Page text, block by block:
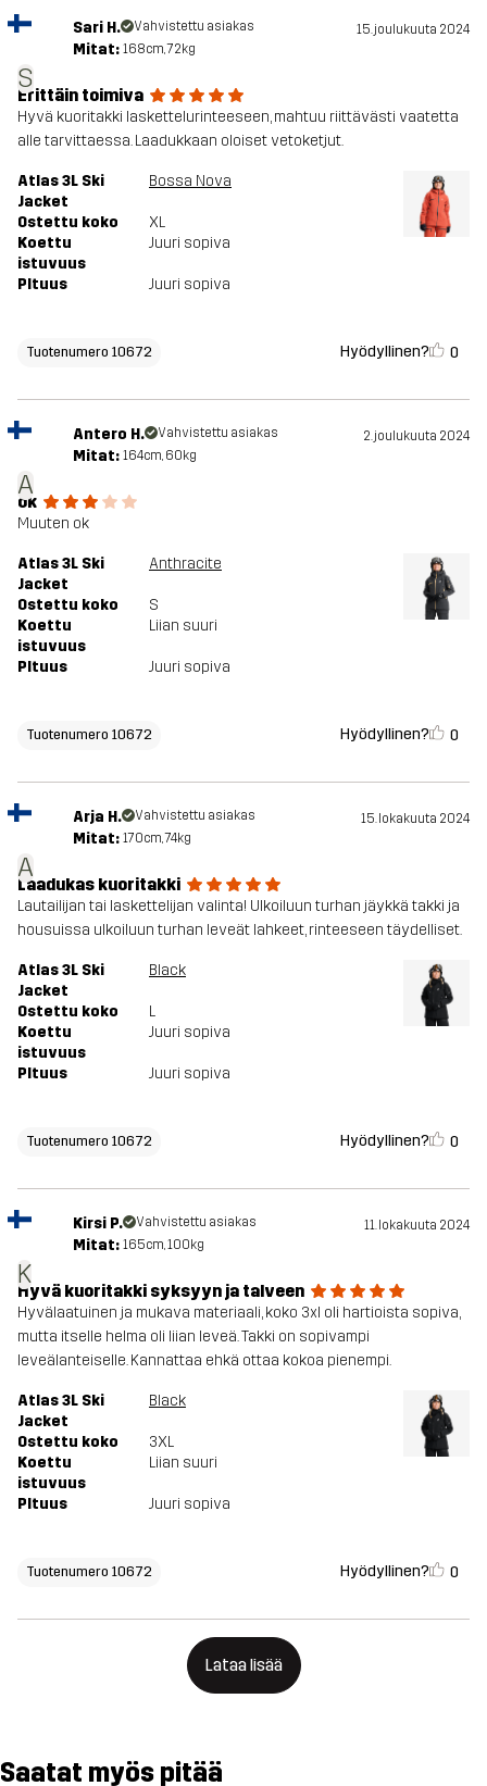
S
Sari H. Vahvistettu asiakas 15. joulukuuta 2024
Mitat: 168cm, 72kg
Erittäin toimiva
Hyvä kuoritakki laskettelurinteeseen, mahtuu riittävästi vaatetta
alle tarvittaessa. Laadukkaan oloiset vetoketjut.
Atlas 3L Ski
Jacket
Bossa Nova
Ostettu koko
XL
Koettu
istuvuus
Juuri sopiva
PItuus Juuri sopiva
Tuotenumero 10672 Hyödyllinen? 0
A
Antero H. Vahvistettu asiakas 2. joulukuuta 2024
Mitat: 164cm, 60kg
ok
Muuten ok
Atlas 3L Ski
Jacket
Anthracite
Ostettu koko
S
Koettu
istuvuus
Liian suuri
PItuus Juuri sopiva
Tuotenumero 10672 Hyödyllinen? 0
A
Arja H. Vahvistettu asiakas 15. lokakuuta 2024
Mitat: 170cm, 74kg
Laadukas kuoritakki
Lautailijan tai laskettelijan valinta! Ulkoiluun turhan jäykkä takki ja
housuissa ulkoiluun turhan leveät lahkeet, rinteeseen täydelliset.
Atlas 3L Ski
Jacket
Black
Ostettu koko
L
Koettu
istuvuus
Juuri sopiva
PItuus Juuri sopiva
Tuotenumero 10672 Hyödyllinen? 0
K
Kirsi P. Vahvistettu asiakas 11. lokakuuta 2024
Mitat: 165cm, 100kg
Hyvä kuoritakki syksyyn ja talveen
Hyvälaatuinen ja mukava materiaali, koko 3xl oli hartioista sopiva,
mutta itselle helma oli liian leveä. Takki on sopivampi
leveälanteiselle. Kannattaa ehkä ottaa kokoa pienempi.
Atlas 3L Ski
Jacket
Black
Ostettu koko
3XL
Koettu
istuvuus
Liian suuri
PItuus Juuri sopiva
Tuotenumero 10672 Hyödyllinen? 0
Lataa lisää
Saatat myös pitää